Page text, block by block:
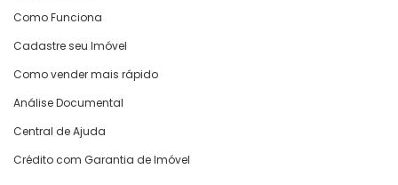
Como Funciona
Cadastre seu Imóvel
Como vender mais rápido
Análise Documental
Central de Ajuda
Crédito com Garantia de Imóvel